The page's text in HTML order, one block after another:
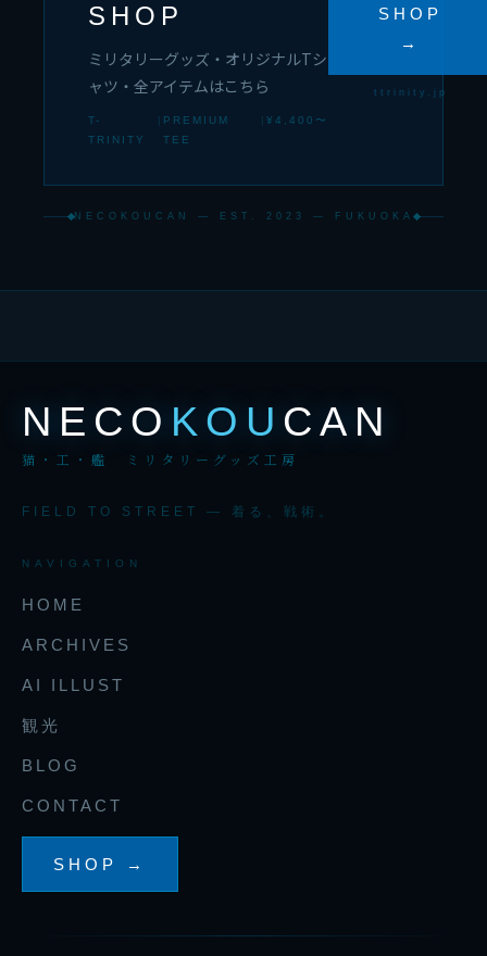
SHOP
ミリタリーグッズ・オリジナルTシ
ャツ・全アイテムはこちら
T-
TRINITY
| PREMIUM
TEE
| ¥4,400〜
SHOP
→
ttrinity.jp
NECOKOUCAN — EST. 2023 — FUKUOKA
NECO KOU CAN
猫・工・艦 ミリタリーグッズ工房
FIELD TO STREET — 着る、戦術。
NAVIGATION
HOME
ARCHIVES
AI ILLUST
観光
BLOG
CONTACT
SHOP →